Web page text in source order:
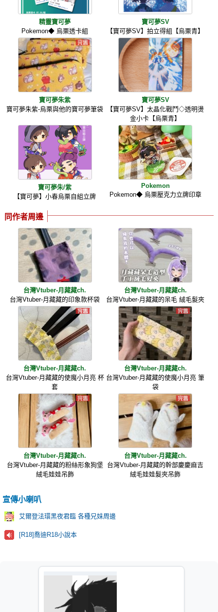
精靈寶可夢
Pokemon◆ 烏栗透卡組
寶可夢SV
【寶可夢SV】拍立得組【烏栗青】
寶可夢朱紫
寶可夢朱紫-烏栗與他的寶可夢筆袋
寶可夢SV
【寶可夢SV】太晶化戰鬥◇透明燙
金小卡【烏栗青】
寶可夢朱/紫
【寶可夢】小春烏栗自組立牌
Pokemon
Pokemon◆ 烏栗壓克力立牌印章
同作者周邊
台灣Vtuber-月藏藏ch.
台灣Vtuber-月藏藏的印象款杯袋
台灣Vtuber-月藏藏ch.
台灣Vtuber-月藏藏的呆毛 絨毛髮夾
台灣Vtuber-月藏藏ch.
台灣Vtuber-月藏藏的使魔小月亮 杯
套
台灣Vtuber-月藏藏ch.
台灣Vtuber-月藏藏的使魔小月亮 筆
袋
台灣Vtuber-月藏藏ch.
台灣Vtuber-月藏藏的粉絲形象狗堡
絨毛娃娃吊飾
台灣Vtuber-月藏藏ch.
台灣Vtuber-月藏藏的幹部慶慶麻吉
絨毛娃娃髮夾吊飾
宣傳小喇叭
艾爾登法環黑夜君臨 各種兄妹周邊
[R18]喬迪R18小說本